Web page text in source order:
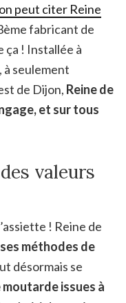
on peut citer Reine
fabricant de
ça ! Installée à
seulement
de Dijon, Reine de
et sur tous
valeurs
! Reine de
méthodes de
désormais se
issues à